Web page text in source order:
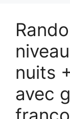
nuits
avec